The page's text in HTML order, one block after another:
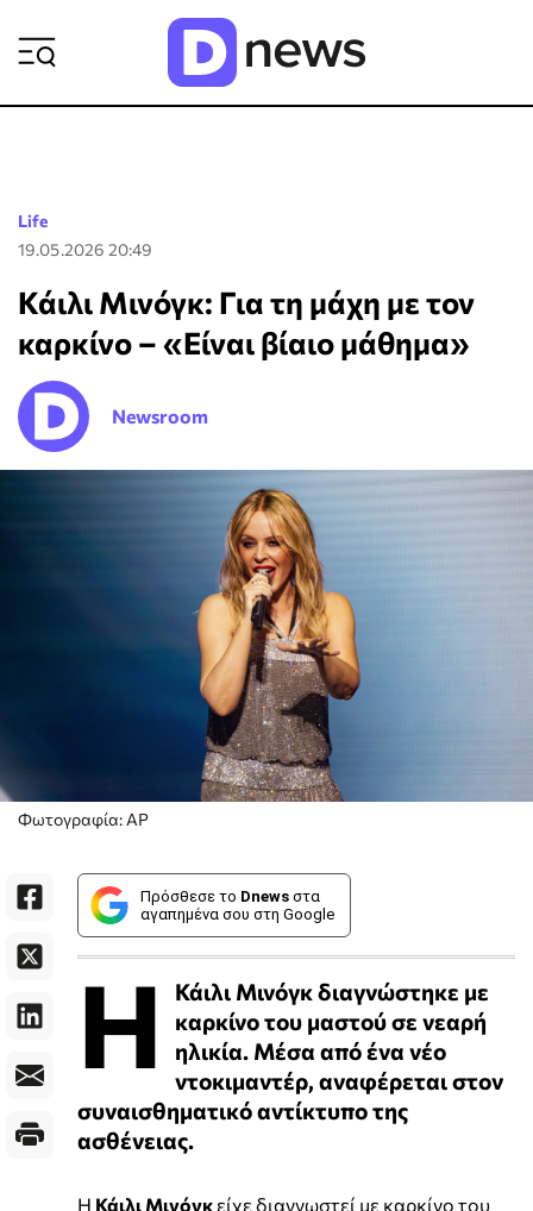
Life
19.05.2026 20:49
Κάιλι Μινόγκ: Για τη μάχη με τον
καρκίνο – «Είναι βίαιο μάθημα»
Newsroom
Φωτογραφία: ΑΡ
Πρόσθεσε το Dnews στα
αγαπημένα σου στη Google
Η
Κάιλι Μινόγκ διαγνώστηκε με
καρκίνο του μαστού σε νεαρή
ηλικία. Μέσα από ένα νέο
ντοκιμαντέρ, αναφέρεται στον
συναισθηματικό αντίκτυπο της
ασθένειας.
Η Κάιλι Μινόγκ είχε διαγνωστεί με καρκίνο του